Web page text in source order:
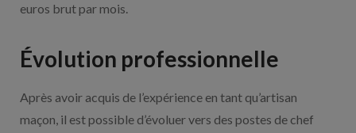
euros brut par mois.
Évolution professionnelle
Après avoir acquis de l’expérience en tant qu’artisan
maçon, il est possible d’évoluer vers des postes de chef